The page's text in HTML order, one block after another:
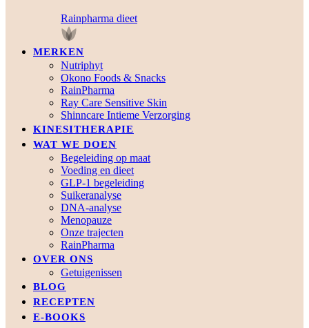
Rainpharma dieet
MERKEN
Nutriphyt
Okono Foods & Snacks
RainPharma
Ray Care Sensitive Skin
Shinncare Intieme Verzorging
KINESITHERAPIE
WAT WE DOEN
Begeleiding op maat
Voeding en dieet
GLP-1 begeleiding
Suikeranalyse
DNA-analyse
Menopauze
Onze trajecten
RainPharma
OVER ONS
Getuigenissen
BLOG
RECEPTEN
E-BOOKS